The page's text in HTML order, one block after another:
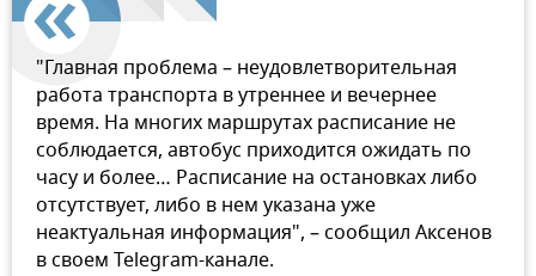
"Главная проблема – неудовлетворительная
работа транспорта в утреннее и вечернее
время. На многих маршрутах расписание не
соблюдается, автобус приходится ожидать по
часу и более… Расписание на остановках либо
отсутствует, либо в нем указана уже
неактуальная информация", – сообщил Аксенов
в своем Telegram-канале.